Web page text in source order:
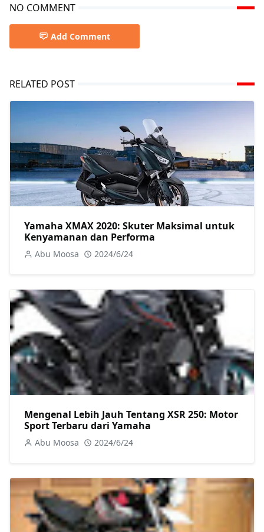
NO COMMENT
Add Comment
RELATED POST
Yamaha XMAX 2020: Skuter Maksimal untuk
Kenyamanan dan Performa
Abu Moosa 2024/6/24
Mengenal Lebih Jauh Tentang XSR 250: Motor
Sport Terbaru dari Yamaha
Abu Moosa 2024/6/24